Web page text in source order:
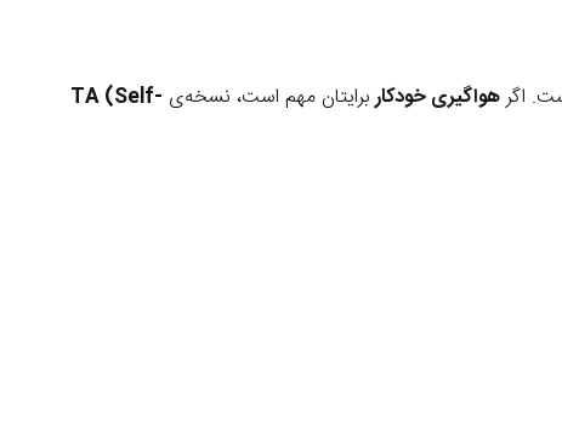
اگرهواگیری خودکاربرایتان مهم است، نسخه‌ی TA (Self-